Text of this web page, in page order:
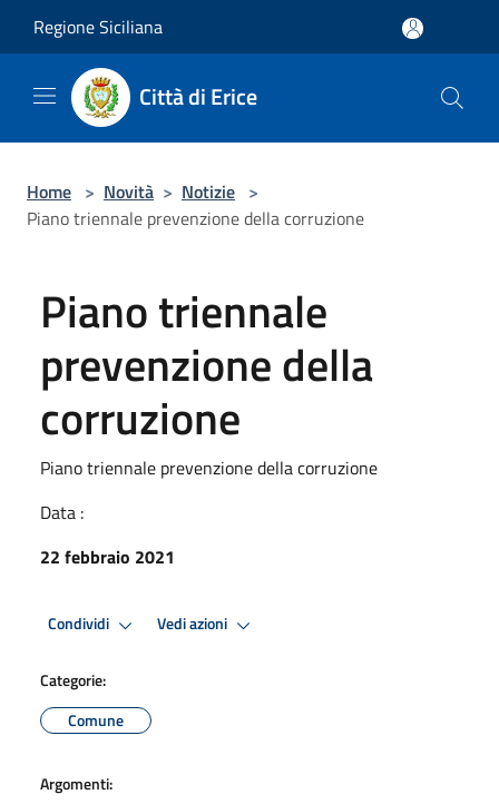
Regione Siciliana
Città di Erice
Home > Novità > Notizie >
Piano triennale prevenzione della corruzione
Piano triennale
prevenzione della
corruzione
Piano triennale prevenzione della corruzione
Data :
22 febbraio 2021
Condividi Vedi azioni
Categorie:
Comune
Argomenti: